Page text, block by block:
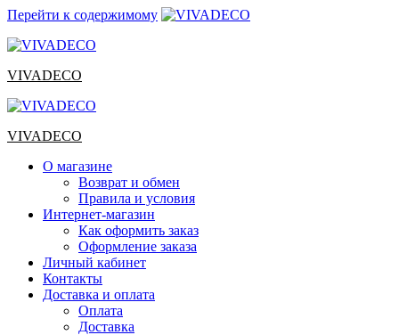
Перейти к содержимому
VIVADECO
VIVADECO
О магазине
Возврат и обмен
Правила и условия
Интернет-магазин
Как оформить заказ
Оформление заказа
Личный кабинет
Контакты
Доставка и оплата
Оплата
Доставка